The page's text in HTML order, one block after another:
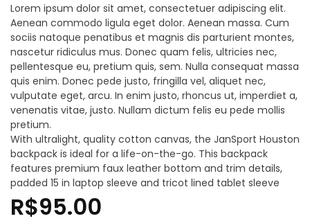
Lorem ipsum dolor sit amet, consectetuer adipiscing elit.
Aenean commodo ligula eget dolor. Aenean massa. Cum
sociis natoque penatibus et magnis dis parturient montes,
nascetur ridiculus mus. Donec quam felis, ultricies nec,
pellentesque eu, pretium quis, sem. Nulla consequat massa
quis enim. Donec pede justo, fringilla vel, aliquet nec,
vulputate eget, arcu. In enim justo, rhoncus ut, imperdiet a,
venenatis vitae, justo. Nullam dictum felis eu pede mollis
pretium.
With ultralight, quality cotton canvas, the JanSport Houston
backpack is ideal for a life-on-the-go. This backpack
features premium faux leather bottom and trim details,
padded 15 in laptop sleeve and tricot lined tablet sleeve
R$95.00